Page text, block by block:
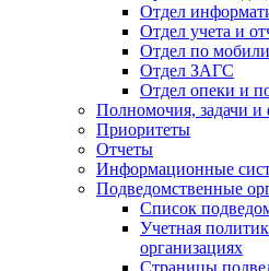
Отдел
Отдел учета и
Отдел по
Отдел ЗАГС
Отдел опеки и
Полномочия, задачи
Приоритеты
Отчеты
Информационные
Подведомственные
Список
Учетная
организациях